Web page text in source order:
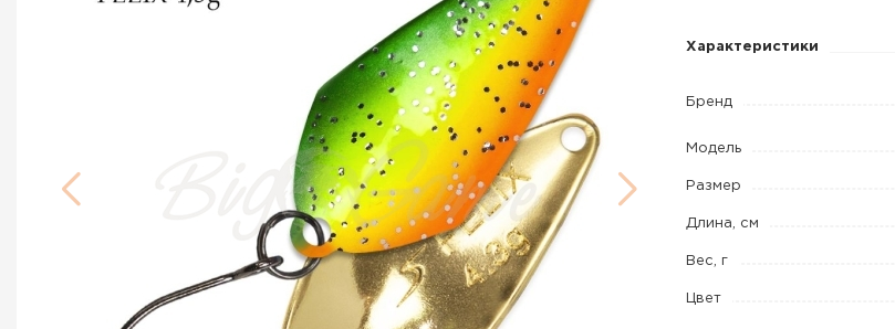
Блесна
NORSTREAM
4,3
г
код
41
Характеристики
Бренд
Модель
Размер
Длина, см
Вес, г
Цвет